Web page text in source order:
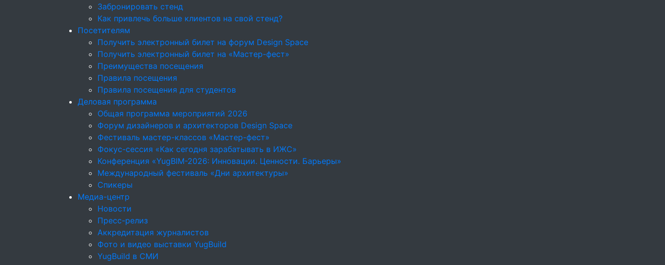
Забронировать стенд
Как привлечь больше клиентов на свой стенд?
Посетителям
Получить электронный билет на форум Design Space
Получить электронный билет на «Мастер-фест»
Преимущества посещения
Правила посещения
Правила посещения для студентов
Деловая программа
Общая программа мероприятий 2026
Форум дизайнеров и архитекторов Design Space
Фестиваль мастер-классов «Мастер-фест»
Фокус-сессия «Как сегодня зарабатывать в ИЖС»
Конференция «YugBIM-2026: Инновации. Ценности. Барьеры»
Международный фестиваль «Дни архитектуры»
Спикеры
Медиа-центр
Новости
Пресс-релиз
Аккредитация журналистов
Фото и видео выставки YugBuild
YugBuild в СМИ